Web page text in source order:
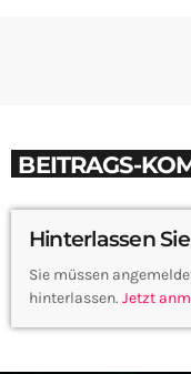
BEITRAGS-
Hinterlassen
Sie müssen
hinterlassen. Jetzt